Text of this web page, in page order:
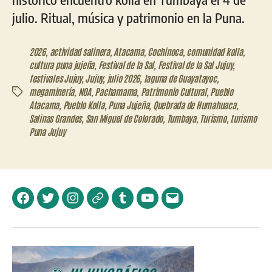
julio. Ritual, música y patrimonio en la Puna.
Etiquetas
2026, actividad salinera, Atacama, Cochinoca, comunidad kolla,
cultura puna jujeña, Festival de la Sal, Festival de la Sal Jujuy,
festivales Jujuy,Jujuy, julio 2026, laguna de Guayatayoc,
megaminería, NOA, Pachamama, Patrimonio Cultural, Pueblo
Atacama, Pueblo Kolla, Puna Jujeña, Quebrada de Humahuaca,
Salinas Grandes, San Miguel de Colorado, Tumbaya, Turismo, turismo
Puna Jujuy
FacebookTwitterInstagramTelegramTumblrYouTubeCorreo